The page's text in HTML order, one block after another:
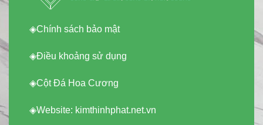
◈Chính sách bảo mật
◈Điều khoảng sử dụng
◈Cột Đá Hoa Cương
◈Website: kimthinhphat.net.vn